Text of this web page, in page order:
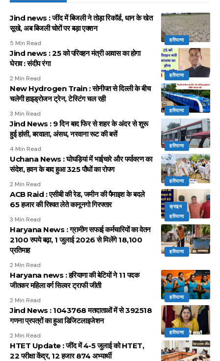
हरियाणा
Jind news : जींद में बिजली ने तोड़ा रिकॉर्ड, धान के खेत
सूखे, अब बिजली चोरों पर बड़ा एक्शन
5 Min Read
हरियाणा
Jind news : 25 को परिवहन मंत्री आवास का होगा
घेराव : संदीप रंगा
2 Min Read
हरियाणा
New Hydrogen Train : सोनीपत से दिल्ली के बीच
चलेगी हाइड्रोजन ट्रेन, टेस्टिंग चल रही
3 Min Read
हरियाणा
Jind News : 9 दिन बाद फिर से शहर के अंदर से शुरू
हुई हांसी, बरवाला, अंसध, नरवाना रूट की बसें
4 Min Read
हरियाणा
Uchana News : घोघड़ियां में भाईचारे और पर्यावरण का
संदेश, हवन के बाद हुआ 325 पौधों का रोपण
2 Min Read
क्राइम
हरियाणा
ACB Raid : एसीबी की रेड, जमीन की पैमाइश के बदले
65 हजार की रिश्वत लेते कानूनगो गिरफ्तार
3 Min Read
हरियाणा
Haryana News : ग्रामीण सफाई कर्मचारियों का वेतन
2100 रुपये बढ़ा, 1 जुलाई 2026 से मिलेंगे 18,100
प्रतिमाह
2 Min Read
हरियाणा
Haryana news : हरियाणा की बेटियों ने 11 पदक
जीतकर महिला वर्ग सिल्वर ट्राफी जीती
2 Min Read
हरियाणा
Jind News : 1043768 मतदाताओं में से 392518
गणना प्रपत्रों का हुआ डिजिटलाइजेशन
2 Min Read
HTET Update : जींद में 4-5 जुलाई को HTET,
22 परीक्षा केंद्र, 12 हजार 874 अभ्यार्थी